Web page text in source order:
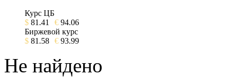
Курс ЦБ
$ 81.41 € 94.06
Биржевой курс
$ 81.58 € 93.99
Не найдено